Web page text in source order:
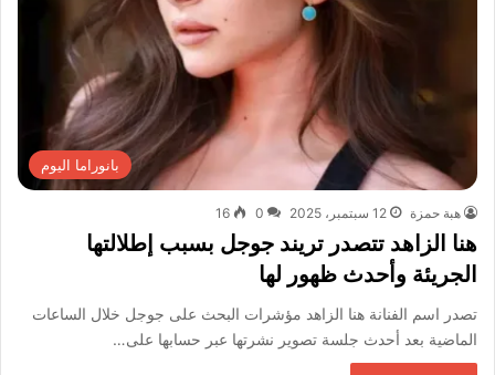
بانوراما اليوم
هبة حمزة 12 سبتمبر، 2025 0
16
هنا الزاهد تتصدر تريند جوجل بسبب إطلالتها
الجريئة وأحدث ظهور لها
تصدر اسم الفنانة هنا الزاهد مؤشرات البحث على جوجل خلال الساعات
الماضية بعد أحدث جلسة تصوير نشرتها عبر حسابها على…